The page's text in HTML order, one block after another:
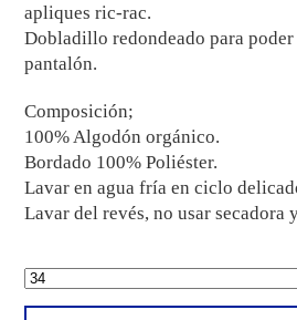
apliques ric-rac.
Dobladillo redondeado para
pantalón.
Composición;
100% Algodón orgánico.
Bordado 100% Poliéster.
Lavar en agua fría en ciclo
Lavar del revés, no usar secadora